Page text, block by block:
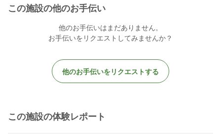
この施設の他のお手伝い
他のお手伝いはまだありません。
お手伝いをリクエストしてみませんか？
他のお手伝いをリクエストする
この施設の体験レポート